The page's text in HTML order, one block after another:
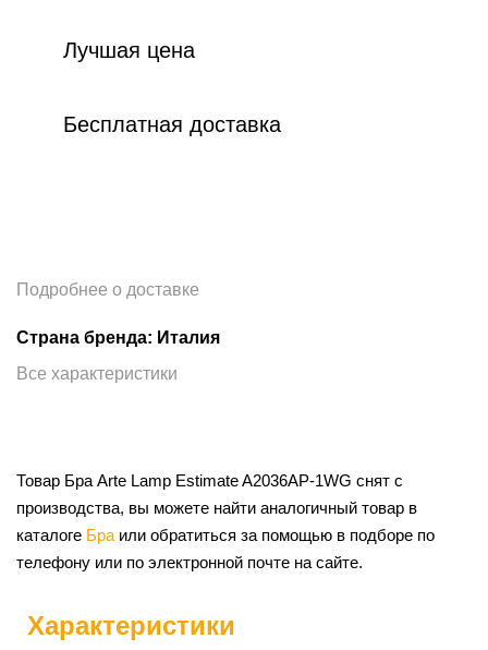
Лучшая цена
Бесплатная доставка
Подробнее о доставке
Страна бренда: Италия
Все характеристики
Товар Бра Arte Lamp Estimate A2036AP-1WG снят с
производства, вы можете найти аналогичный товар в
каталоге Бра или обратиться за помощью в подборе по
телефону или по электронной почте на сайте.
Характеристики